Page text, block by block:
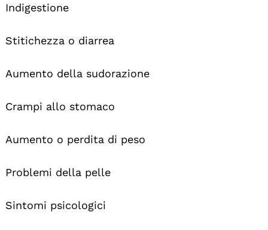
Indigestione
Stitichezza o diarrea
Aumento della sudorazione
Crampi allo stomaco
Aumento o perdita di peso
Problemi della pelle
Sintomi psicologici
For: